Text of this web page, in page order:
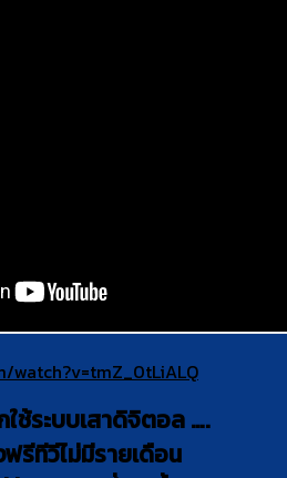
watch?v=tmZ_0tLiALQ
ช้ระบบเสาดิจิตอล ….
ฟรีทีวีไม่มีรายเดือน